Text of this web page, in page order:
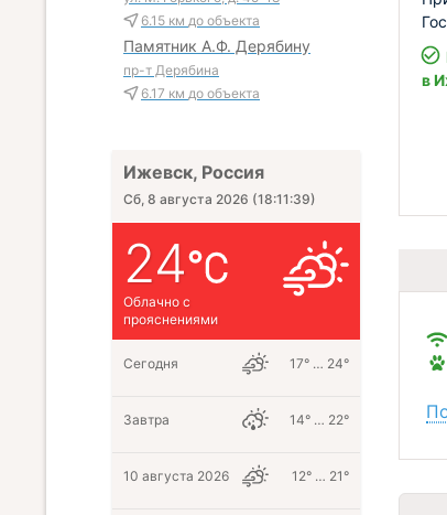
в
6.15 км до объекта
Памятник А.Ф. Дерябину
пр-т Дерябина
6.17 км до объекта
Ижевск, Россия
Сб, 8 августа 2026 (18:11:40)
24
Облачно с
прояснениями
Сегодня 17° … 24°
Завтра 14° … 22°
10 августа 2026 12° … 21°